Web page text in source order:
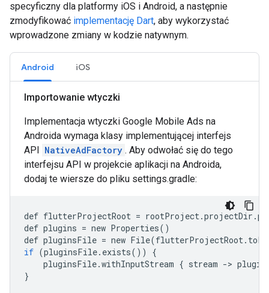
specyficzny dla platformy iOS i Android, a następnie
zmodyfikować implementację Dart, aby wykorzystać
wprowadzone zmiany w kodzie natywnym.
Android iOS
Importowanie wtyczki
Implementacja wtyczki Google Mobile Ads na
Androida wymaga klasy implementującej interfejs
API NativeAdFactory . Aby odwołać się do tego
interfejsu API w projekcie aplikacji na Androida,
dodaj te wiersze do pliku settings.gradle:
def flutterProjectRoot = rootProject.projectDir .
def plugins = new Properties()
def pluginsFile = new File(flutterProjectRoot.
if (pluginsFile. exists())
{
pluginsFile.withInputStream { stream ->
}